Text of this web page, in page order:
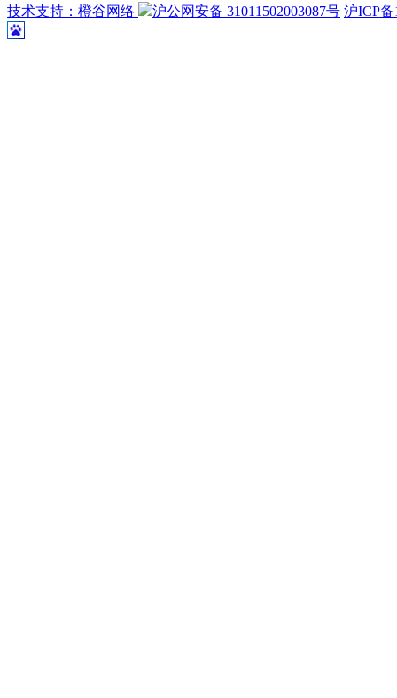
技术支持：橙谷网络 沪公网安备 31011502003087号 沪ICP备